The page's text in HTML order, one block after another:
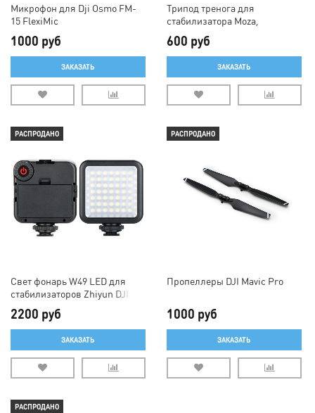
Микрофон для Dji Osmo FM-
15 FlexiMic
1000 руб
ЗАКАЗАТЬ
Трипод тренога для
стабилизатора Moza,
600 руб
ЗАКАЗАТЬ
РАСПРОДАНО
Свет фонарь W49 LED для
стабилизаторов Zhiyun DJI
Osmo Moza Freevision
2200 руб
ЗАКАЗАТЬ
РАСПРОДАНО
Пропеллеры DJI Mavic Pro
1000 руб
ЗАКАЗАТЬ
РАСПРОДАНО